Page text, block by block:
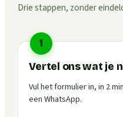
Drie stappen, zonder
1
Vertel ons wat je
Vul het formulier in, in 2
een WhatsApp.